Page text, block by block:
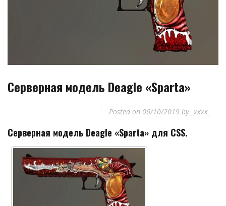
Серверная модель Deagle «Sparta»
Posted on 06/10/2019 by _xxxx_
Серверная модель Deagle «Sparta» для CSS.